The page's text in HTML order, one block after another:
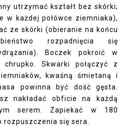
utrzymać kształt bez skórki;
w każdej połówce ziemniaka),
ze skórki (obieranie na końcu
rozpadnięcia się
Boczek pokroić w
Skwarki połączyć z
kwaśną śmietaną i
powinna być dość gęsta.
nakładać obficie na każdą
serem. Zapiekać w 180
rozpuszczenia się sera.